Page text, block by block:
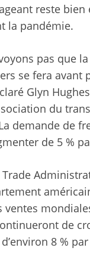
reste bien
la pandémie.
pas que
se fera avant
Glyn
du
demande de
de 5 %
Trade
ventes
de
8 % par